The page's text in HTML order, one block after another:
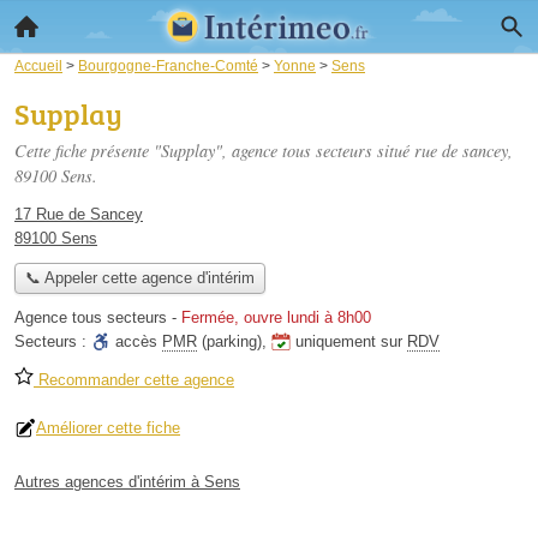
Accueil > Bourgogne-Franche-Comté > Yonne > Sens
Supplay
Cette fiche présente "Supplay", agence tous secteurs situé rue de sancey,
89100 Sens.
17 Rue de Sancey
89100 Sens
📞 Appeler cette agence d'intérim
Agence tous secteurs - Fermée, ouvre lundi à 8h00
Secteurs :
accès PMR (parking), uniquement sur RDV
Recommander cette agence
Améliorer cette fiche
Autres agences d'intérim à Sens